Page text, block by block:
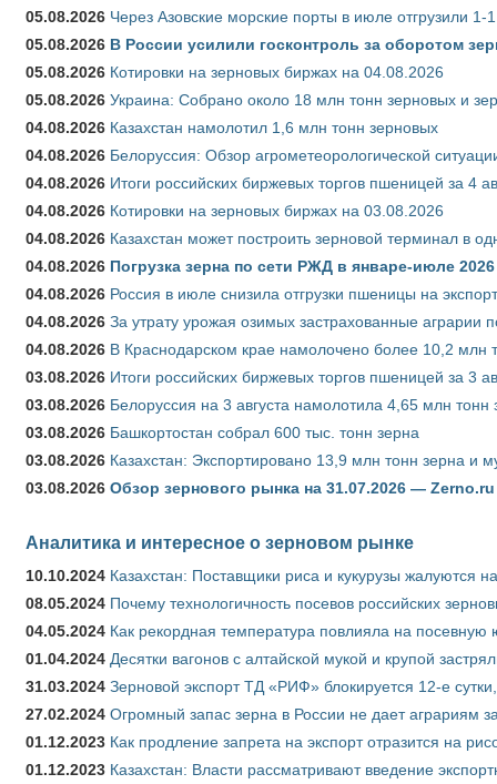
05.08.2026 Через Азовские морские порты в июле отгрузили
05.08.2026 В России усилили госконтроль за оборотом
05.08.2026 Котировки на зерновых биржах на 04.08.2026
05.08.2026 Украина: Собрано около 18 млн тонн зерновых и
04.08.2026 Казахстан намолотил 1,6 млн тонн зерновых
04.08.2026 Белоруссия: Обзор агрометеорологической
04.08.2026 Итоги российских биржевых торгов пшеницей за 4
04.08.2026 Котировки на зерновых биржах на 03.08.2026
04.08.2026 Казахстан может построить зерновой терминал в
04.08.2026 Погрузка зерна по сети РЖД в январе-июле
04.08.2026 Россия в июле снизила отгрузки пшеницы на
04.08.2026 За утрату урожая озимых застрахованные аграрии
04.08.2026 В Краснодарском крае намолочено более 10,2 млн
03.08.2026 Итоги российских биржевых торгов пшеницей за 3
03.08.2026 Белоруссия на 3 августа намолотила 4,65 млн тонн
03.08.2026 Башкортостан собрал 600 тыс. тонн зерна
03.08.2026 Казахстан: Экспортировано 13,9 млн тонн зерна и
03.08.2026 Обзор зернового рынка на 31.07.2026 — Zerno.ru
Аналитика и интересное о зерновом рынке
10.10.2024 Казахстан: Поставщики риса и кукурузы жалуются
08.05.2024 Почему технологичность посевов российских
04.05.2024 Как рекордная температура повлияла на
01.04.2024 Десятки вагонов с алтайской мукой и крупой
31.03.2024 Зерновой экспорт ТД «РИФ» блокируется 12-е
27.02.2024 Огромный запас зерна в России не дает аграриям
01.12.2023 Как продление запрета на экспорт отразится на
01.12.2023 Казахстан: Власти рассматривают введение